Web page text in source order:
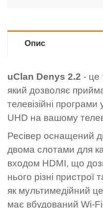
Опис
uClan Denys 2.2 - це
який дозволяє
телевізійні
UHD на вашому
Ресівер оснащений
двома слотами для
входом HDMI, що
нього різні пристрої
як мультимедійний
має вбудований Wi-